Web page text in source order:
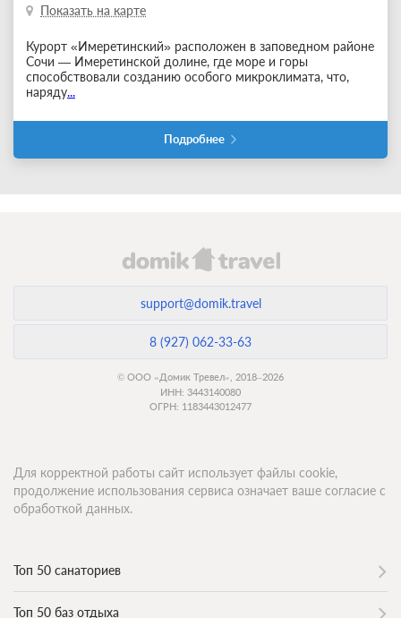
Показать на карте
Курорт «Имеретинский» расположен в заповедном районе
Сочи — Имеретинской долине, где море и горы
способствовали созданию особого микроклимата, что,
наряду...
Подробнее
support@domik.travel
8 (927) 062-33-63
© ООО «Домик Тревел», 2018–2026
ИНН: 3443140080
ОГРН: 1183443012477
Топ 50 санаториев
Топ 50 баз отдыха
Для корректной работы сайт использует файлы cookie,
продолжение использования сервиса означает ваше согласие с
обработкой данных.